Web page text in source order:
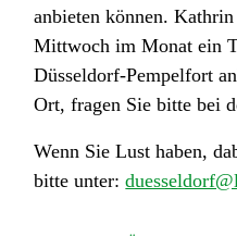
anbieten können.
Mittwoch im Monat ein
Düsseldorf-Pempelfort
Ort, fragen Sie bitte bei
Wenn Sie Lust haben,
bitte unter: